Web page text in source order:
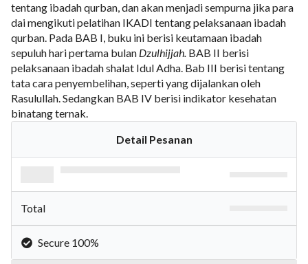
tentang ibadah qurban, dan akan menjadi sempurna jika para
dai mengikuti pelatihan IKADI tentang pelaksanaan ibadah
qurban. Pada BAB I, buku ini berisi keutamaan ibadah
sepuluh hari pertama bulan Dzulhijjah. BAB II berisi
pelaksanaan ibadah shalat Idul Adha. Bab III berisi tentang
tata cara penyembelihan, seperti yang dijalankan oleh
Rasulullah. Sedangkan BAB IV berisi indikator kesehatan
binatang ternak.
Detail Pesanan
Total
Secure 100%